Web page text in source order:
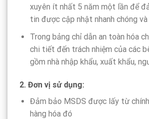
xuyên ít nhất 5 năm một lần để
tin được cập nhật nhanh chóng và
Trong bảng chỉ dẫn an toàn hóa
chi tiết đến trách nhiệm của các
gồm nhà nhập khẩu, xuất khẩu,
2. Đơn vị sử dụng:
Đảm bảo MSDS được lấy từ
hàng hóa đó